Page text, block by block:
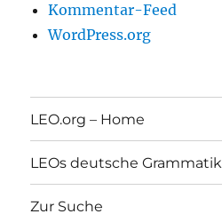
Kommentar-Feed
WordPress.org
LEO.org – Home
LEOs deutsche Grammatik
Zur Suche